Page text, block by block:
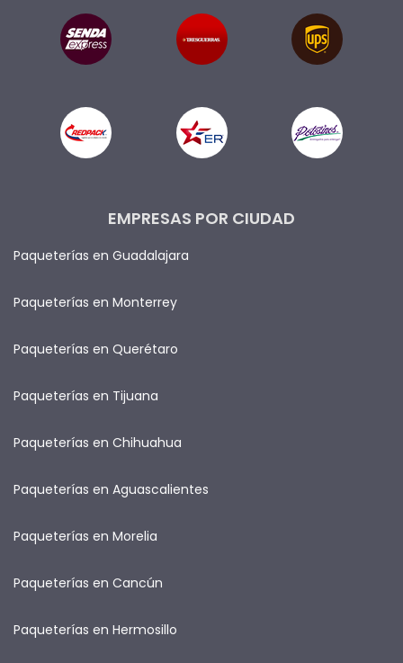
EMPRESAS POR CIUDAD
Paqueterías en Guadalajara
Paqueterías en Monterrey
Paqueterías en Querétaro
Paqueterías en Tijuana
Paqueterías en Chihuahua
Paqueterías en Aguascalientes
Paqueterías en Morelia
Paqueterías en Cancún
Paqueterías en Hermosillo